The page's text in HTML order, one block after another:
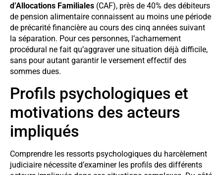
d’Allocations Familiales (CAF), près de 40% des débiteurs
de pension alimentaire connaissent au moins une période
de précarité financière au cours des cinq années suivant
la séparation. Pour ces personnes, l’acharnement
procédural ne fait qu’aggraver une situation déjà difficile,
sans pour autant garantir le versement effectif des
sommes dues.
Profils psychologiques et
motivations des acteurs
impliqués
Comprendre les ressorts psychologiques du harcèlement
judiciaire nécessite d’examiner les profils des différents